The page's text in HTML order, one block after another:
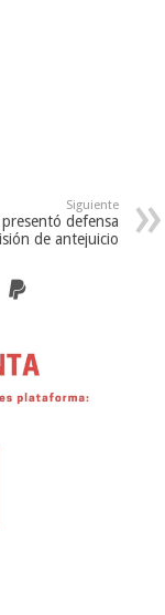
Siguiente
presentó defensa
de antejuicio